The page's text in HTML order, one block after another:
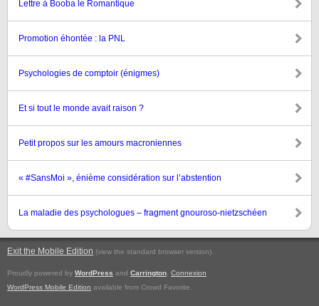
Lettre à Booba le Romantique
Promotion éhontée : la PNL
Psychologies de comptoir (énigmes)
Et si tout le monde avait raison ?
Petit propos sur les amours macroniennes
« #SansMoi », énième considération sur l’abstention
La maladie des psychologues – fragment gnouroso-nietzschéen
Exit the Mobile Edition (view the standard browser version).
Proudly powered by WordPress and Carrington Connexion
WordPress Mobile Edition available from Crowd Favorite.